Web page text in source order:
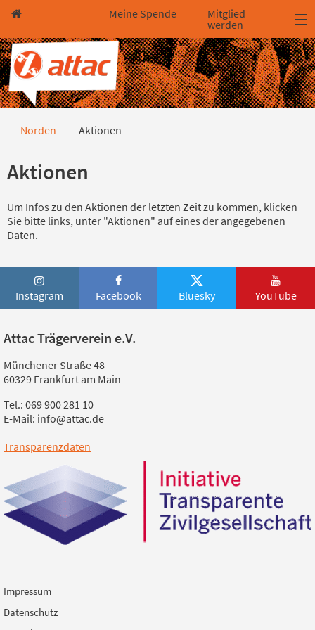
Direkt zum Hauptinhalt springen
Direkt zur Haupt-Navigation springen
Direkt zur Service-Navigation springen
Direkt zur Footer-Navigation springen
Direkt zum Footerinhalt springen
Meine Spende
Mitglied
werden
Aktionen
Norden Aktionen
Aktionen
Um Infos zu den Aktionen der letzten Zeit zu kommen, klicken
Sie bitte links, unter "Aktionen" auf eines der angegebenen
Daten.
Instagram Facebook Bluesky YouTube
Attac Trägerverein e.V.
Münchener Straße 48
60329 Frankfurt am Main
Tel.: 069 900 281 10
E-Mail: info@attac.de
Transparenzdaten
Impressum
Datenschutz